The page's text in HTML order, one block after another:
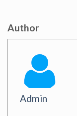
Author
Admin